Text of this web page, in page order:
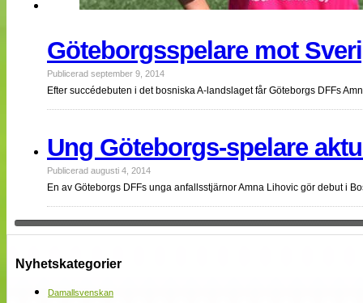
Göteborgsspelare mot
Publicerad september 9, 2014
Efter succédebuten i det bosniska A-landslaget får Göteborgs DFFs
Ung Göteborgs-spelare
Publicerad augusti 4, 2014
En av Göteborgs DFFs unga anfallsstjärnor Amna Lihovic gör debut i
Nyhetskategorier
Damallsvenskan